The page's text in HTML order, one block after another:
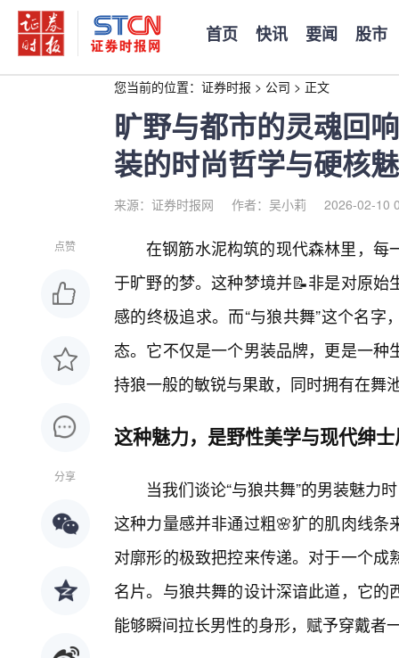
首页 快讯 要闻 股市
您当前的位置： 证券时报 > 公司 > 正文
旷野与都市的灵魂回
装的时尚哲学与硬核
来源：证券时报网 作者：吴小莉 2026-02-10
点赞
分享
在钢筋水泥构筑的现代森林里，每
于旷野的梦。这种梦境并📝非是对原
感的终极追求。而“与狼共舞”这个名
态。它不仅是一个男装品牌，更是一
持狼一般的敏锐与果敢，同时拥有在舞
这种魅力，是野性美学与现代绅
当我们谈论“与狼共舞”的男装魅力
这种力量感并非通过粗🌸犷的肌肉线
对廓形的极致把控来传递。对于一个
名片。与狼共舞的设计深谙此道，它
能够瞬间拉长男性的身形，赋予穿戴者